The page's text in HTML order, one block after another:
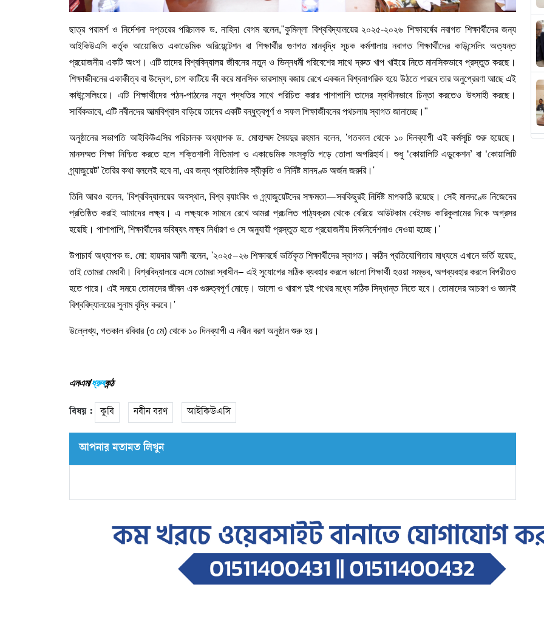
ছাত্র পরামর্শ ও নির্দেশনা দপ্তরের পরিচালক ড. নাহিদা বেগম বলেন,"কুমিল্লা বিশ্ববিদ্যালয়ের ২০২৫-২০২৬ শিক্ষাবর্ষের নবাগত শিক্ষার্থীদের জন্য
আইকিউএসি কর্তৃক আয়োজিত একাডেমিক অরিয়েন্টেশন বা শিক্ষার্থীর গুণগত মানবৃদ্ধি সূচক কর্মশালায় নবাগত শিক্ষার্থীদের কাউন্সেলিং অত্যন্ত
প্রয়োজনীয় একটি অংশ। এটি তাদের বিশ্ববিদ্যালয় জীবনের নতুন ও ভিন্নধর্মী পরিবেশের সাথে দ্রুত খাপ খাইয়ে নিতে মানসিকভাবে প্রস্তুত করছে।
শিক্ষাজীবনের একাকীত্ব বা উদ্বেগ, চাপ কাটিয়ে কী করে মানসিক ভারসাম্য বজায় রেখে একজন বিশ্বনাগরিক হয়ে উঠতে পারবে তার অনুপ্রেরণা আছে এই
কাউন্সেলিংয়ে। এটি শিক্ষার্থীদের পঠন-পাঠনের নতুন পদ্ধতির সাথে পরিচিত করার পাশাপাশি তাদের স্বাধীনভাবে চিন্তা করতেও উৎসাহী করছে।
সার্বিকভাবে, এটি নবীনদের আত্মবিশ্বাস বাড়িয়ে তাদের একটি বন্ধুত্বপূর্ণ ও সফল শিক্ষাজীবনের পথচলায় স্বাগত জানাচ্ছে।"
অনুষ্ঠানের সভাপতি আইকিউএসির পরিচালক অধ্যাপক ড. মোহাম্মদ সৈয়দুর রহমান বলেন, 'গতকাল থেকে ১০ দিনব্যাপী এই কর্মসূচি শুরু হয়েছে।
মানসম্মত শিক্ষা নিশ্চিত করতে হলে শক্তিশালী নীতিমালা ও একাডেমিক সংস্কৃতি গড়ে তোলা অপরিহার্য। শুধু ‘কোয়ালিটি এডুকেশন’ বা ‘কোয়ালিটি
গ্র্যাজুয়েট’তৈরির কথা বললেই হবে না, এর জন্য প্রাতিষ্ঠানিক স্বীকৃতি ও নির্দিষ্ট মানদণ্ড অর্জন জরুরি।'
তিনি আরও বলেন, 'বিশ্ববিদ্যালয়ের অবস্থান, বিশ্ব র‍্যাংকিং ও গ্র্যাজুয়েটদের সক্ষমতা—সবকিছুরই নির্দিষ্ট মাপকাঠি রয়েছে। সেই মানদণ্ডে নিজেদের
প্রতিষ্ঠিত করাই আমাদের লক্ষ্য। এ লক্ষ্যকে সামনে রেখে আমরা প্রচলিত পাঠ্যক্রম থেকে বেরিয়ে আউটকাম বেইসড কারিকুলামের দিকে অগ্রসর
হয়েছি। পাশাপাশি, শিক্ষার্থীদের ভবিষ্যৎ লক্ষ্য নির্ধারণ ও সে অনুযায়ী প্রস্তুত হতে প্রয়োজনীয় দিকনির্দেশনাও দেওয়া হচ্ছে।'
উপাচার্য অধ্যাপক ড. মো: হায়দার আলী বলেন, '২০২৫–২৬ শিক্ষাবর্ষে ভর্তিকৃত শিক্ষার্থীদের স্বাগত। কঠিন প্রতিযোগিতার মাধ্যমে এখানে ভর্তি হয়েছ,
তাই তোমরা মেধাবী। বিশ্ববিদ্যালয়ে এসে তোমরা স্বাধীন– এই সুযোগের সঠিক ব্যবহার করলে ভালো শিক্ষার্থী হওয়া সম্ভব, অপব্যবহার করলে বিপরীতও
হতে পারে। এই সময়ে তোমাদের জীবন এক গুরুত্বপূর্ণ মোড়ে। ভালো ও খারাপ দুই পথের মধ্যে সঠিক সিদ্ধান্ত নিতে হবে। তোমাদের আচরণ ও জ্ঞানই
বিশ্ববিদ্যালয়ের সুনাম বৃদ্ধি করবে।'
উল্লেখ্য, গতকাল রবিবার (৩ মে) থেকে ১০ দিনব্যাপী এ নবীন বরণ অনুষ্ঠান শুরু হয়।
এনএম/ধ্রুবকন্ঠ
বিষয় : কুবি নবীন বরণ আইকিউএসি
আপনার মতামত লিখুন